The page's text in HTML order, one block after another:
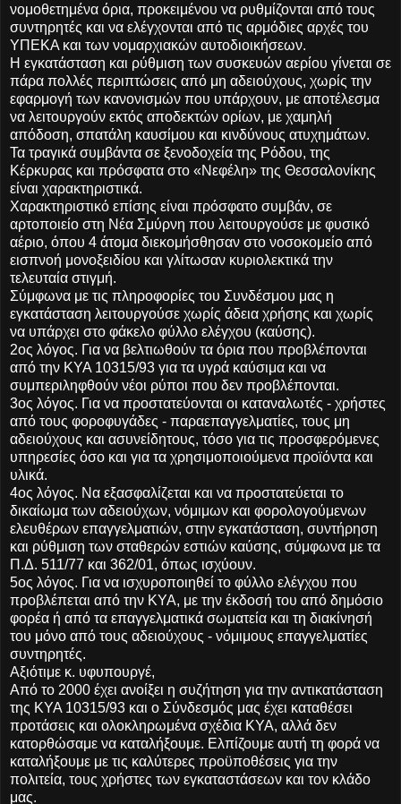
νομοθετημένα όρια, προκειμένου να ρυθμίζονται από τους
συντηρητές και να ελέγχονται από τις αρμόδιες αρχές του
ΥΠΕΚΑ και των νομαρχιακών αυτοδιοικήσεων.
Η εγκατάσταση και ρύθμιση των συσκευών αερίου γίνεται σε
πάρα πολλές περιπτώσεις από μη αδειούχους, χωρίς την
εφαρμογή των κανονισμών που υπάρχουν, με αποτέλεσμα
να λειτουργούν εκτός αποδεκτών ορίων, με χαμηλή
απόδοση, σπατάλη καυσίμου και κινδύνους ατυχημάτων.
Τα τραγικά συμβάντα σε ξενοδοχεία της Ρόδου, της
Κέρκυρας και πρόσφατα στο «Νεφέλη» της Θεσσαλονίκης
είναι χαρακτηριστικά.
Χαρακτηριστικό επίσης είναι πρόσφατο συμβάν, σε
αρτοποιείο στη Νέα Σμύρνη που λειτουργούσε με φυσικό
αέριο, όπου 4 άτομα διεκομήσθησαν στο νοσοκομείο από
εισπνοή μονοξειδίου και γλίτωσαν κυριολεκτικά την
τελευταία στιγμή.
Σύμφωνα με τις πληροφορίες του Συνδέσμου μας η
εγκατάσταση λειτουργούσε χωρίς άδεια χρήσης και χωρίς
να υπάρχει στο φάκελο φύλλο ελέγχου (καύσης).
2ος λόγος. Για να βελτιωθούν τα όρια που προβλέπονται
από την ΚΥΑ 10315/93 για τα υγρά καύσιμα και να
συμπεριληφθούν νέοι ρύποι που δεν προβλέπονται.
3ος λόγος. Για να προστατεύονται οι καταναλωτές - χρήστες
από τους φοροφυγάδες - παραεπαγγελματίες, τους μη
αδειούχους και ασυνείδητους, τόσο για τις προσφερόμενες
υπηρεσίες όσο και για τα χρησιμοποιούμενα προϊόντα και
υλικά.
4ος λόγος. Να εξασφαλίζεται και να προστατεύεται το
δικαίωμα των αδειούχων, νόμιμων και φορολογούμενων
ελευθέρων επαγγελματιών, στην εγκατάσταση, συντήρηση
και ρύθμιση των σταθερών εστιών καύσης, σύμφωνα με τα
Π.Δ. 511/77 και 362/01, όπως ισχύουν.
5ος λόγος. Για να ισχυροποιηθεί το φύλλο ελέγχου που
προβλέπεται από την ΚΥΑ, με την έκδοσή του από δημόσιο
φορέα ή από τα επαγγελματικά σωματεία και τη διακίνησή
του μόνο από τους αδειούχους - νόμιμους επαγγελματίες
συντηρητές.
Αξιότιμε κ. υφυπουργέ,
Από το 2000 έχει ανοίξει η συζήτηση για την αντικατάσταση
της ΚΥΑ 10315/93 και ο Σύνδεσμός μας έχει καταθέσει
προτάσεις και ολοκληρωμένα σχέδια ΚΥΑ, αλλά δεν
κατορθώσαμε να καταλήξουμε. Ελπίζουμε αυτή τη φορά να
καταλήξουμε με τις καλύτερες προϋποθέσεις για την
πολιτεία, τους χρήστες των εγκαταστάσεων και τον κλάδο
μας.